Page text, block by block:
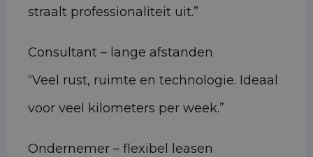
straalt professionaliteit uit.”
Consultant – lange afstanden
“Veel rust, ruimte en technologie. Ideaal
voor veel kilometers per week.”
Ondernemer – flexibel leasen